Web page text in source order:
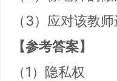
（3）应对该教
【参考答案】
（1）隐私权